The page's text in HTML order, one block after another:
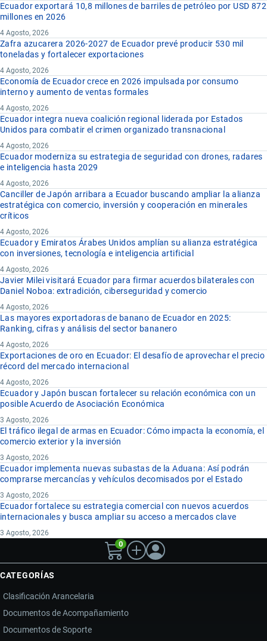
Ecuador exportará 10,8 millones de barriles de petróleo por USD 872
millones en 2026
4 Agosto, 2026
Zafra azucarera 2026-2027 de Ecuador prevé producir 530 mil
toneladas y fortalecer exportaciones
4 Agosto, 2026
Economía de Ecuador crece en 2026 impulsada por consumo
interno y aumento de ventas formales
4 Agosto, 2026
Ecuador integra nueva coalición regional liderada por Estados
Unidos para combatir el crimen organizado transnacional
4 Agosto, 2026
Ecuador moderniza su estrategia de seguridad con drones, radares
e inteligencia hasta 2029
4 Agosto, 2026
Canciller de Japón arribara a Ecuador buscando ampliar la alianza
estratégica con comercio, inversión y cooperación en minerales
críticos
4 Agosto, 2026
Ecuador y Emiratos Árabes Unidos amplían su alianza estratégica
con inversiones, tecnología e inteligencia artificial
4 Agosto, 2026
Javier Milei visitará Ecuador para firmar acuerdos bilaterales con
Daniel Noboa: extradición, ciberseguridad y comercio
4 Agosto, 2026
Las mayores exportadoras de banano de Ecuador en 2025:
Ranking, cifras y análisis del sector bananero
4 Agosto, 2026
Exportaciones de oro en Ecuador: El desafío de aprovechar el precio
récord del mercado internacional
4 Agosto, 2026
Ecuador y Japón buscan fortalecer su relación económica con un
posible Acuerdo de Asociación Económica
3 Agosto, 2026
El tráfico ilegal de armas en Ecuador: Cómo impacta la economía, el
comercio exterior y la inversión
3 Agosto, 2026
Ecuador implementa nuevas subastas de la Aduana: Así podrán
comprarse mercancías y vehículos decomisados por el Estado
3 Agosto, 2026
Ecuador fortalece su estrategia comercial con nuevos acuerdos
internacionales y busca ampliar su acceso a mercados clave
3 Agosto, 2026
0
CATEGORÍAS
Clasificación Arancelaria
Documentos de Acompañamiento
Documentos de Soporte